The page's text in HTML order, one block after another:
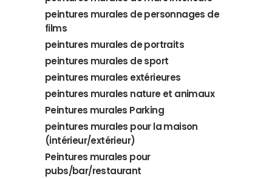
peintures murales de personnages de
films
peintures murales de portraits
peintures murales de sport
peintures murales extérieures
peintures murales nature et animaux
Peintures murales Parking
peintures murales pour la maison
(intérieur/extérieur)
Peintures murales pour
pubs/bar/restaurant